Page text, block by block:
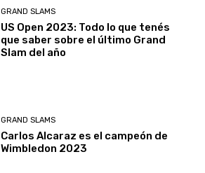
GRAND SLAMS
US Open 2023: Todo lo que tenés
que saber sobre el último Grand
Slam del año
GRAND SLAMS
Carlos Alcaraz es el campeón de
Wimbledon 2023